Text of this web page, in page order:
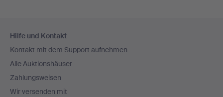
Navigation
Hilfe und Kontakt
Kontakt mit dem Support aufnehmen
Alle Auktionshäuser
Zahlungsweisen
Wir versenden mit